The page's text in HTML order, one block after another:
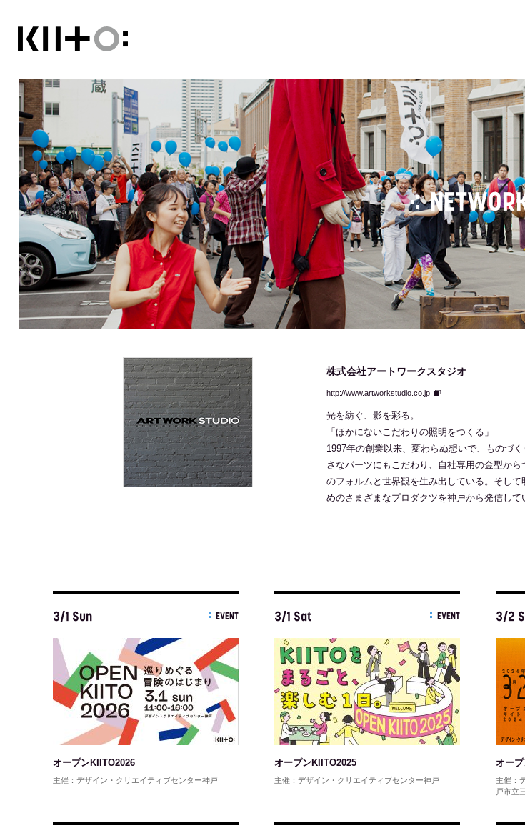
株式会社アートワークスタジオ
http://www.artworkstudio.co.jp
光を紡ぐ、影を彩る。
「ほかにないこだわりの照明をつくる」
1997年の創業以来、変わらぬ想いで、ものづ
さなパーツにもこだわり、自社専用の金型か
のフォルムと世界観を生み出している。そし
めのさまざまなプロダクツを神戸から発信して
3/1 Sun EVENT
オープンKIITO2026
主催：デザイン・クリエイティブセンター神戸
3/1 Sat EVENT
オープンKIITO2025
主催：デザイン・クリエイティブセンター神戸
3/2
オー
主催：
戸市立